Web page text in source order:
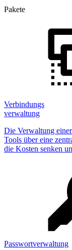
Pakete
Verbindungs
verwaltung
Die Verwaltung
Tools über eine
die Kosten senken
Passwortverwaltung